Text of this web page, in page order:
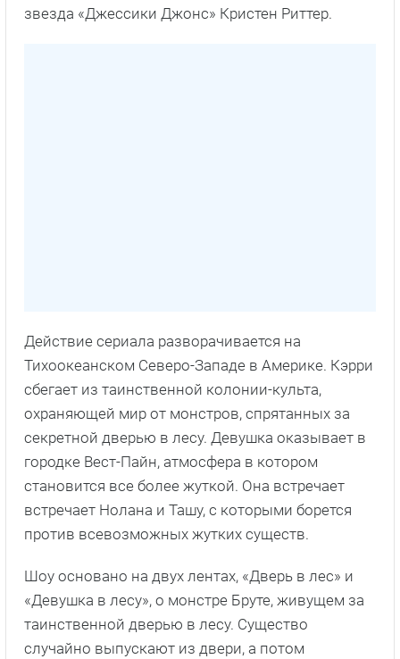
звезда «Джессики Джонс» Кристен Риттер.
Действие сериала разворачивается на
Тихоокеанском Северо-Западе в Америке. Кэрри
сбегает из таинственной колонии-культа,
охраняющей мир от монстров, спрятанных за
секретной дверью в лесу. Девушка оказывает в
городке Вест-Пайн, атмосфера в котором
становится все более жуткой. Она встречает
встречает Нолана и Ташу, с которыми борется
против всевозможных жутких существ.
Шоу основано на двух лентах, «Дверь в лес» и
«Девушка в лесу», о монстре Бруте, живущем за
таинственной дверью в лесу. Существо
случайно выпускают из двери, а потом